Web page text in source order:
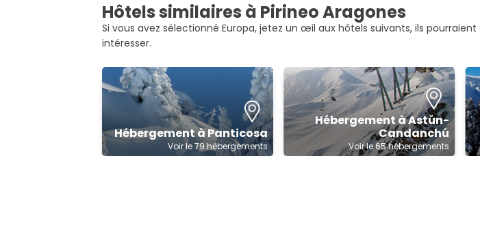
Hôtels similaires à Pirineo Aragones
Si vous avez sélectionné Europa, jetez un œil aux hôtels suivants, ils pourraient
intéresser.
Hébergement à Panticosa
Voir le 79 hébergements
Hébergement à Astún-
Candanchú
Voir le 65 hébergements